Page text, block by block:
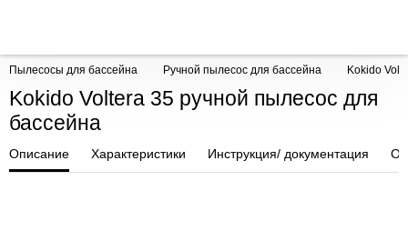
Пылесосы для бассейна Ручной пылесос для бассейна Kokido
Kokido Voltera 35 ручной пылесос для
бассейна
Описание Характеристики Инструкция/ документация